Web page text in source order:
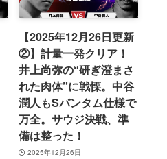
【2025年12月26日更新
②】計量一発クリア！
井上尚弥の“研ぎ澄まさ
れた肉体”に戦慄。中谷
潤人もSバンタム仕様で
万全。サウジ決戦、準
備は整った！
2025年12月26日